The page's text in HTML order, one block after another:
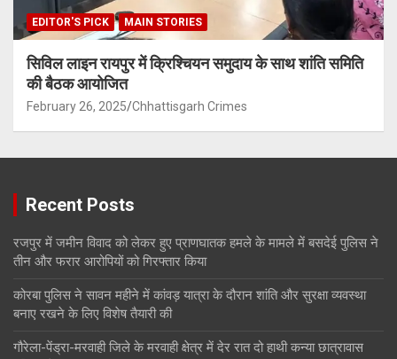
EDITOR'S PICK MAIN STORIES
सिविल लाइन रायपुर में क्रिश्चियन समुदाय के साथ शांति समिति
की बैठक आयोजित
February 26, 2025 Chhattisgarh Crimes
Recent Posts
रजपुर में जमीन विवाद को लेकर हुए प्राणघातक हमले के मामले में बसदेई पुलिस ने
तीन और फरार आरोपियों को गिरफ्तार किया
कोरबा पुलिस ने सावन महीने में कांवड़ यात्रा के दौरान शांति और सुरक्षा व्यवस्था
बनाए रखने के लिए विशेष तैयारी की
गौरेला-पेंड्रा-मरवाही जिले के मरवाही क्षेत्र में देर रात दो हाथी कन्या छात्रावास